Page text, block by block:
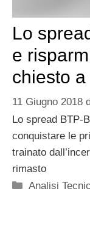
Lo
e
chiesto
11 Giugno 2018
Lo spread BTP-
conquistare le
trainato
rimasto
Categorie
Analisi